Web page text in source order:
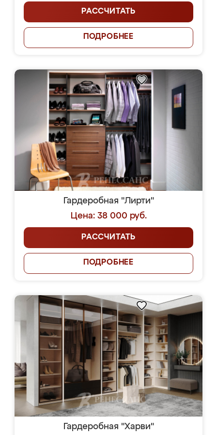
РАССЧИТАТЬ
ПОДРОБНЕЕ
Гардеробная "Лирти"
Цена: 38 000 руб.
РАССЧИТАТЬ
ПОДРОБНЕЕ
Гардеробная "Харви"